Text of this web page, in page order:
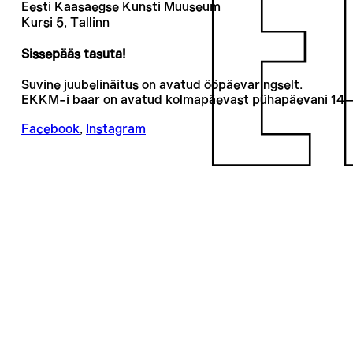
Eesti Kaasaegse Kunsti Muuseum
Kursi 5, Tallinn
Sissepääs tasuta!
Suvine juubelinäitus on avatud ööpäevaringselt.
EKKM-i baar on avatud kolmapäevast pühapäevani
Facebook, Instagram